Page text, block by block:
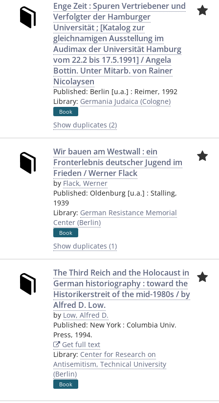
Enge Zeit : Spuren Vertriebener und
Verfolgter der Hamburger
Universität ; [Katalog zur
gleichnamigen Ausstellung im
Audimax der Universität Hamburg
vom 22.2 bis 17.5.1991] / Angela
Bottin. Unter Mitarb. von Rainer
Nicolaysen
Published: Berlin [u.a.] : Reimer, 1992
Library: Germania Judaica (Cologne)
Book
Show duplicates (2)
Wir bauen am Westwall : ein
Fronterlebnis deutscher Jugend im
Frieden / Werner Flack
by Flack, Werner
Published: Oldenburg [u.a.] : Stalling,
1939
Library: German Resistance Memorial
Center (Berlin)
Book
Show duplicates (1)
The Third Reich and the Holocaust in
German historiography : toward the
Historikerstreit of the mid-1980s / by
Alfred D. Low.
by Low, Alfred D.
Published: New York : Columbia Univ.
Press, 1994.
Get full text
Library: Center for Research on
Antisemitism, Technical University
(Berlin)
Book